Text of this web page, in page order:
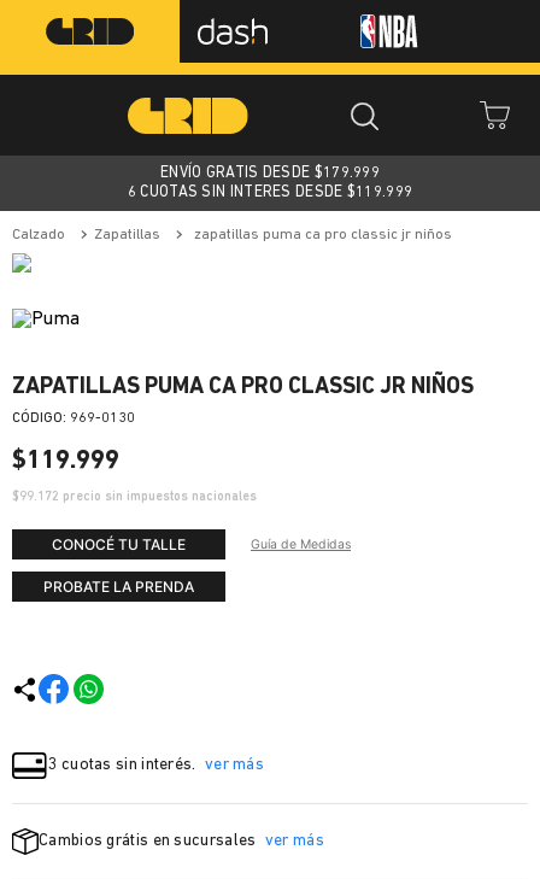
ENVÍO GRATIS DESDE $179.999
6 CUOTAS SIN INTERES DESDE $119.999
calzado zapatillas zapatillas puma ca pro classic jr niños
ZAPATILLAS PUMA CA PRO CLASSIC JR NIÑOS
: 969-0130
$119.999
$99.172 precio sin impuestos nacionales
CONOCÉ TU TALLE Guía de Medidas
PROBATE LA PRENDA
3 cuotas sin interés. ver más
Cambios grátis en sucursales ver más